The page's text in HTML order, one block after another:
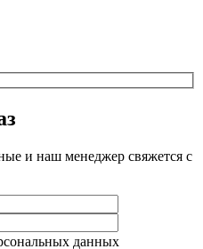
и наш менеджер свяжется с
данных